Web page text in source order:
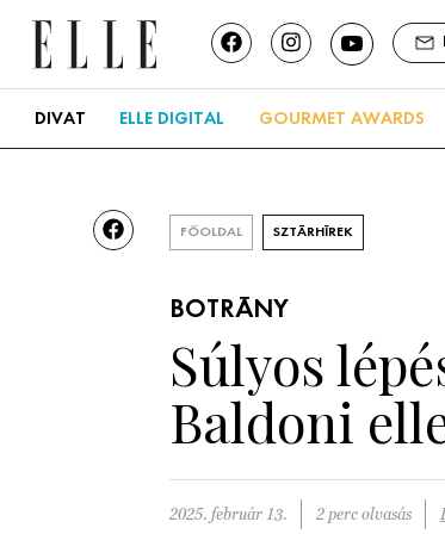
DIVAT ELLE DIGITAL GOURMET AWARDS
FŐOLDAL SZTÁRHÍREK
BOTRÁNY
Súlyos
Baldoni
2025. február 13. 2 perc olvasás